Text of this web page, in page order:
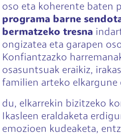
oso eta koherente baten
programa barne
bermatzeko tresna
ongizatea eta garapen
Konfiantzazko
osasuntsuak eraikiz,
familien arteko elkargune
du, elkarrekin bizitzeko
Ikasleen eraldaketa
emozioen kudeaketa,